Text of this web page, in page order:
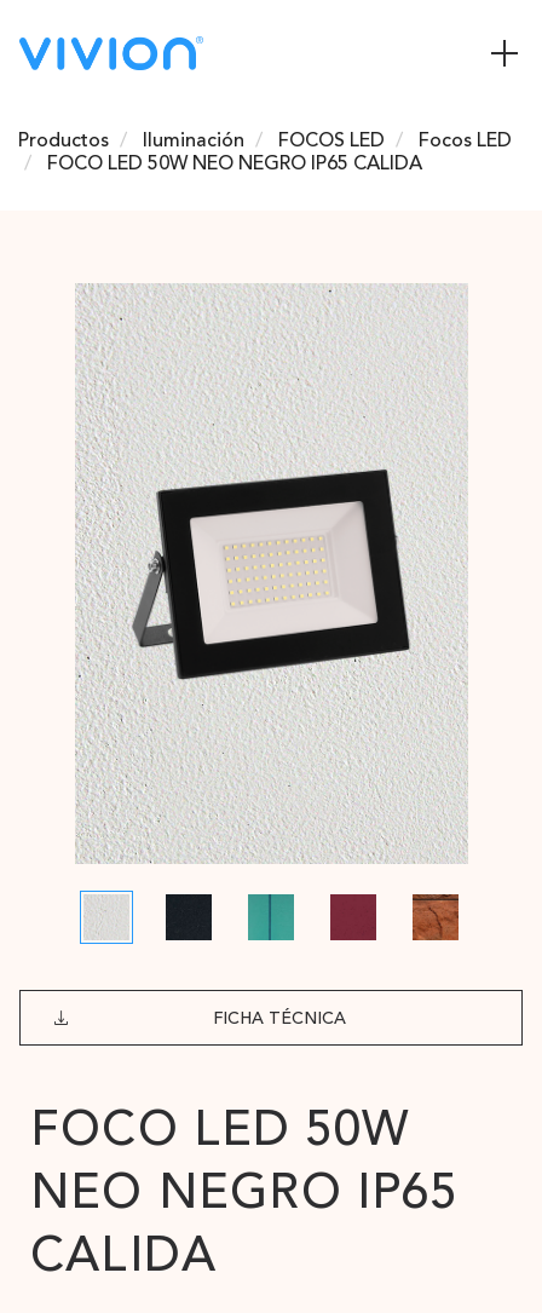
Productos Iluminación FOCOS LED
Focos LED
FOCO LED 50W NEO NEGRO IP65 CALIDA
FICHA TÉCNICA
FOCO LED 50W
NEO NEGRO IP65
CALIDA